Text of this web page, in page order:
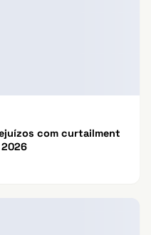
com curtailment
2026